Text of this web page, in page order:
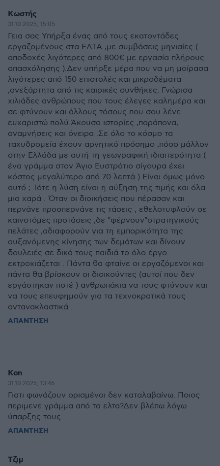
Κωστής
31.10.2025, 15:05
Γεια σας Υπήρξα ένας από τους εκατοντάδες
εργαζομένους στα ΕΛΤΑ ,με συμβάσεις μηνιαίες (
αποδοχές λιγότερες από 800€ με εργασία πλήρους
απασχόλησης ).Δεν υπήρξε μέρα που να μη μοίρασα
λιγότερες από 150 επιστολές και μικροδέματα
,ανεξάρτητα από τις καιρικές συνθήκες. Γνώρισα
χιλιάδες ανθρώπους που τους έλεγες καλημέρα και
σε φτύνουν και άλλους τόσους που σου λένε
ευχαριστώ πολύ.Άκουσα ιστορίες ,παράπονα,
αναμνήσεις και όνειρα .Σε όλο το κόσμο τα
ταχυδρομεία έχουν αρνητικό πρόσημο ,πόσο μάλλον
στην Ελλάδα με αυτή τη γεωγραφική ιδιαιτερότητα (
ένα γράμμα στον Άγιο Ευστράτιο σίγουρα έχει
κόστος μεγαλύτερο από 70 λεπτά ) Είναι όμως μόνο
αυτό ; Τότε η λύση είναι η αύξηση της τιμής και όλα
μια χαρά . Όταν οι διοικήσεις που πέρασαν και
περνάνε προσπερνάνε τις τάσεις , εθελοτυφλούν σε
καινοτόμες προτάσεις ,δε "φέρνουν"στρατηγικούς
πελάτες ,αδιαφορούν για τη εμπορικότητα της
αυξανόμενης κίνησης των δεμάτων και δίνουν
δουλειές σε δικά τους παιδιά το όλο έργο
εκτροχιάζεται . Πάντα θα φταίνε οι εργαζόμενοι και
πάντα θα βρίσκουν οι διοικούντες (αυτοί που δεν
εργάστηκαν ποτέ ) ανθρωπάκια να τους φτύνουν και
να τους επευφημούν για τα τεχνοκρατικά τους
αντανακλαστικά .
ΑΠΑΝΤΗΣΗ
Kon
31.10.2025, 13:46
Γιατι φωνάζουν ορισμένοι δεν καταλαβαίνω. Ποιος
περιμενε γράμμα από τα ελτα?Δεν βλέπω λόγω
ύπαρξης τους.
ΑΠΑΝΤΗΣΗ
Τζιμ